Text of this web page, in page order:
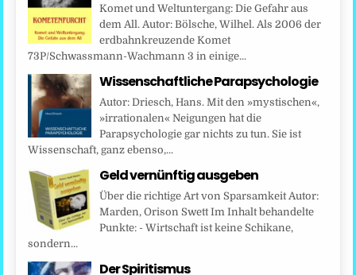
Komet und Weltuntergang: Die Gefahr aus
dem All. Autor: Bölsche, Wilhel. Als 2006 der
erdbahnkreuzende Komet
73P/Schwassmann-Wachmann 3 in einige...
Wissenschaftliche Parapsychologie
Autor: Driesch, Hans. Mit den »mystischen«,
»irrationalen« Neigungen hat die
Parapsychologie gar nichts zu tun. Sie ist
Wissenschaft, ganz ebenso,...
Geld vernünftig ausgeben
Über die richtige Art von Sparsamkeit Autor:
Marden, Orison Swett Im Inhalt behandelte
Punkte: - Wirtschaft ist keine Schikane,
sondern...
Der Spiritismus